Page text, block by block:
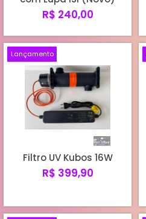
R$ 240,00
Lançamento
Filtro UV Kubos 16W
R$ 399,90